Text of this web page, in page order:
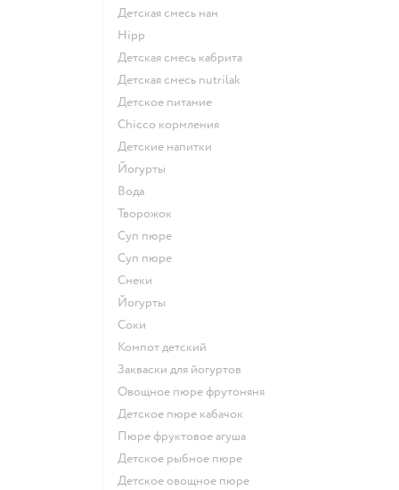
детская смесь нан
hipp
детская смесь кабрита
детская смесь nutrilak
детское питание
chicco кормления
детские напитки
йогурты
Вода
творожок
суп пюре
суп пюре
Снеки
йогурты
Соки
компот детский
Закваски для йогуртов
овощное пюре фрутоняня
детское пюре кабачок
пюре фруктовое агуша
детское рыбное пюре
детское овощное пюре